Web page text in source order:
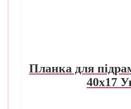
Планка для
40х17